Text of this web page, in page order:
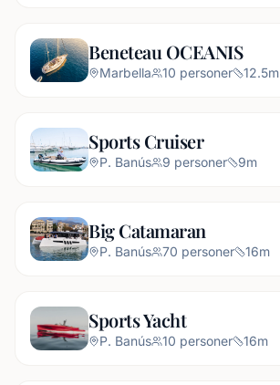
Beneteau OCEANIS
Marbella 10 personer 12.5m
Sports Cruiser
P. Banús 9 personer 9m
Big Catamaran
P. Banús 70 personer 16m
Sports Yacht
P. Banús 10 personer 16m